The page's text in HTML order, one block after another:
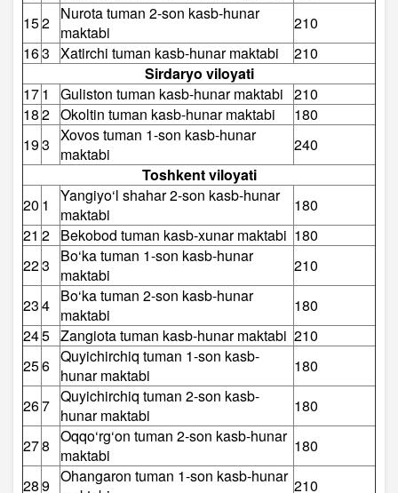
152 Nurota tuman 2-son kasb-hunar
maktabi
210
163 Xatirchi tuman kasb-hunar maktabi
210
Sirdaryo viloyati
171 Guliston tuman kasb-hunar maktabi 210
182 Okoltin tuman kasb-hunar maktabi
180
193 Xovos tuman 1-son kasb-hunar
maktabi
240
Toshkent viloyati
20 1
Yangiyo‘l shahar 2-son kasb-hunar
maktabi
180
21 2 Bekobod tuman kasb-xunar maktabi 180
223
Bo‘ka tuman 1-son kasb-hunar
maktabi
210
234 Bo‘ka tuman 2-son kasb-hunar
maktabi
180
245 Zangiota tuman kasb-hunar maktabi 210
256 Quyichirchiq tuman 1-son kasb-
hunar maktabi
180
267 Quyichirchiq tuman 2-son kasb-
hunar maktabi
180
278 Oqqo‘rg‘on tuman 2-son kasb-hunar
maktabi
180
289 Ohangaron tuman 1-son kasb-hunar 210